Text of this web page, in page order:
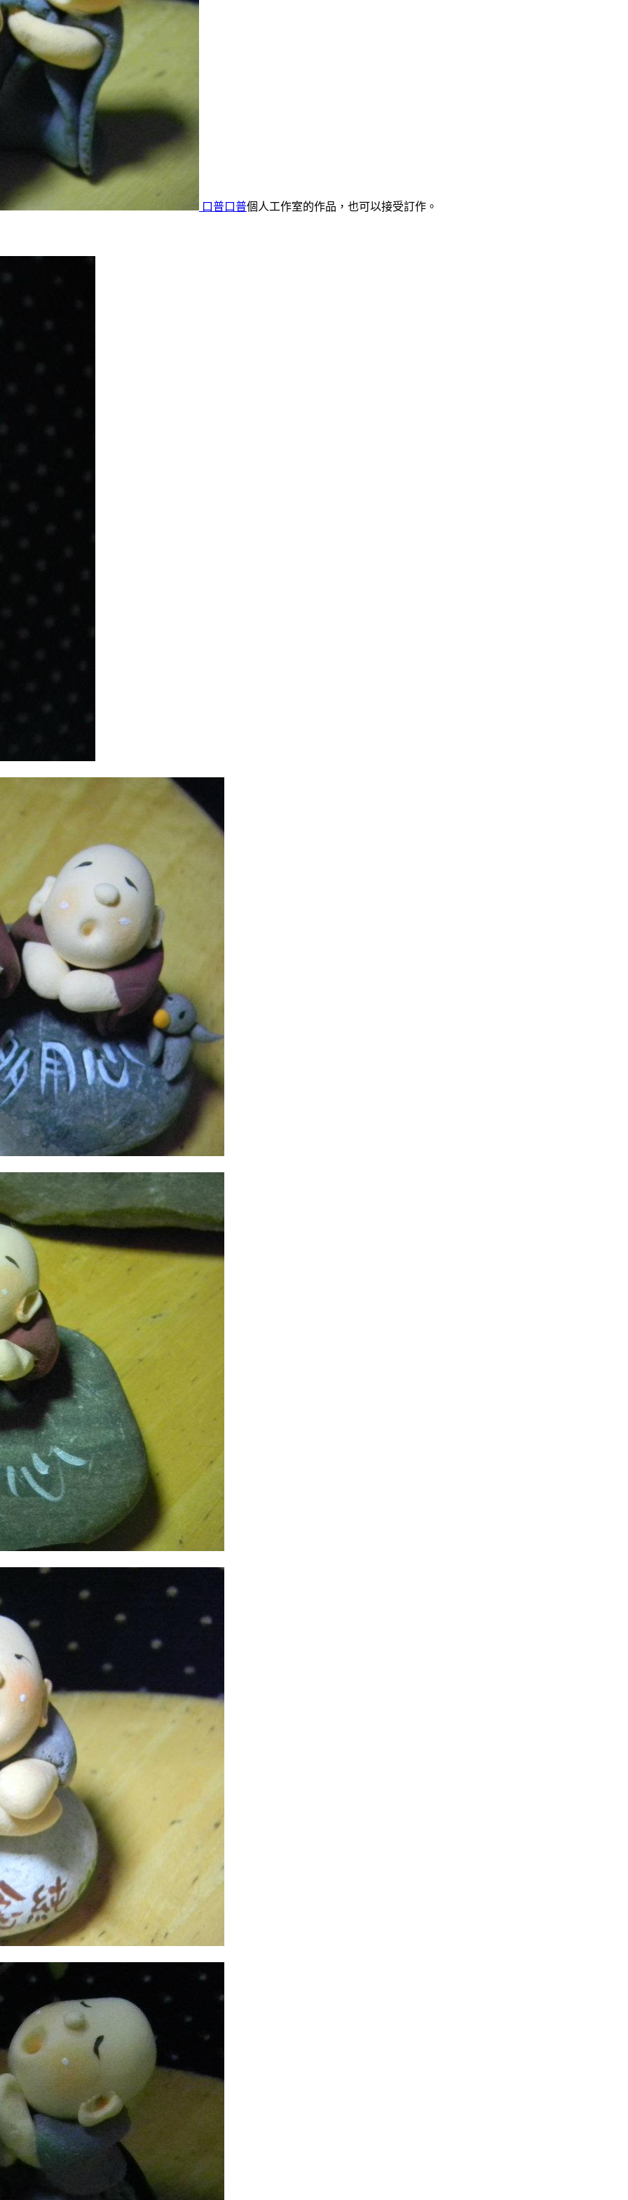
口普口普個人工作室的作品，也可以接受訂作。